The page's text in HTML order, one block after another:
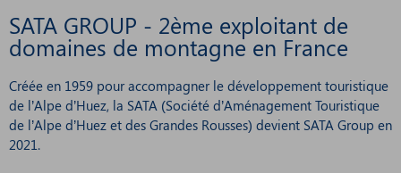
SATA GROUP - 2ème exploitant de
domaines de montagne en France
Créée en 1959 pour accompagner le développement touristique
de l’Alpe d’Huez, la SATA (Société d’Aménagement Touristique
de l’Alpe d’Huez et des Grandes Rousses) devient SATA Group en
2021.